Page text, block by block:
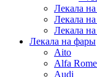
Лекала
Лекала
Лекала
Лекала на фары
Aito
Alfa
Audi